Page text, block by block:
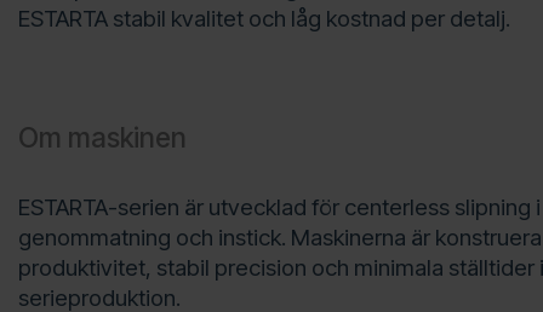
ESTARTA stabil kvalitet och låg kostnad per detalj.
Om maskinen
ESTARTA-serien är utvecklad för centerless slipning
genommatning och instick. Maskinerna är
produktivitet, stabil precision och minimala ställtider i
serieproduktion.